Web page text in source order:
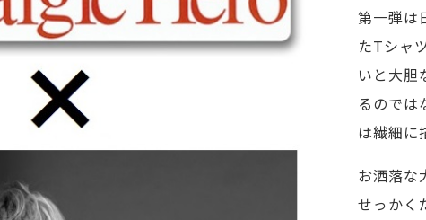
第一弾は
たTシャ
いと大胆
るのでは
は繊細に
お洒落な
せっかく